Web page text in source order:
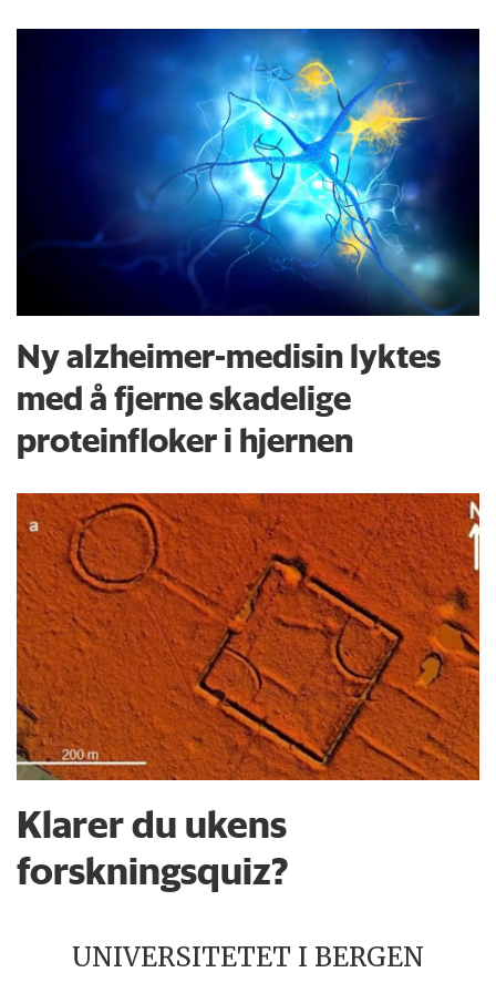
Ny alzheimer-medisin lyktes
med å fjerne skadelige
proteinfloker i hjernen
Klarer du ukens
forskningsquiz?
UNIVERSITETET I BERGEN